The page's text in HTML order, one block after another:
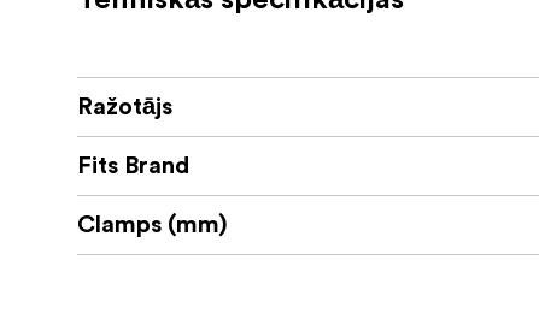
Ražotājs
Fits Brand
Clamps (mm)